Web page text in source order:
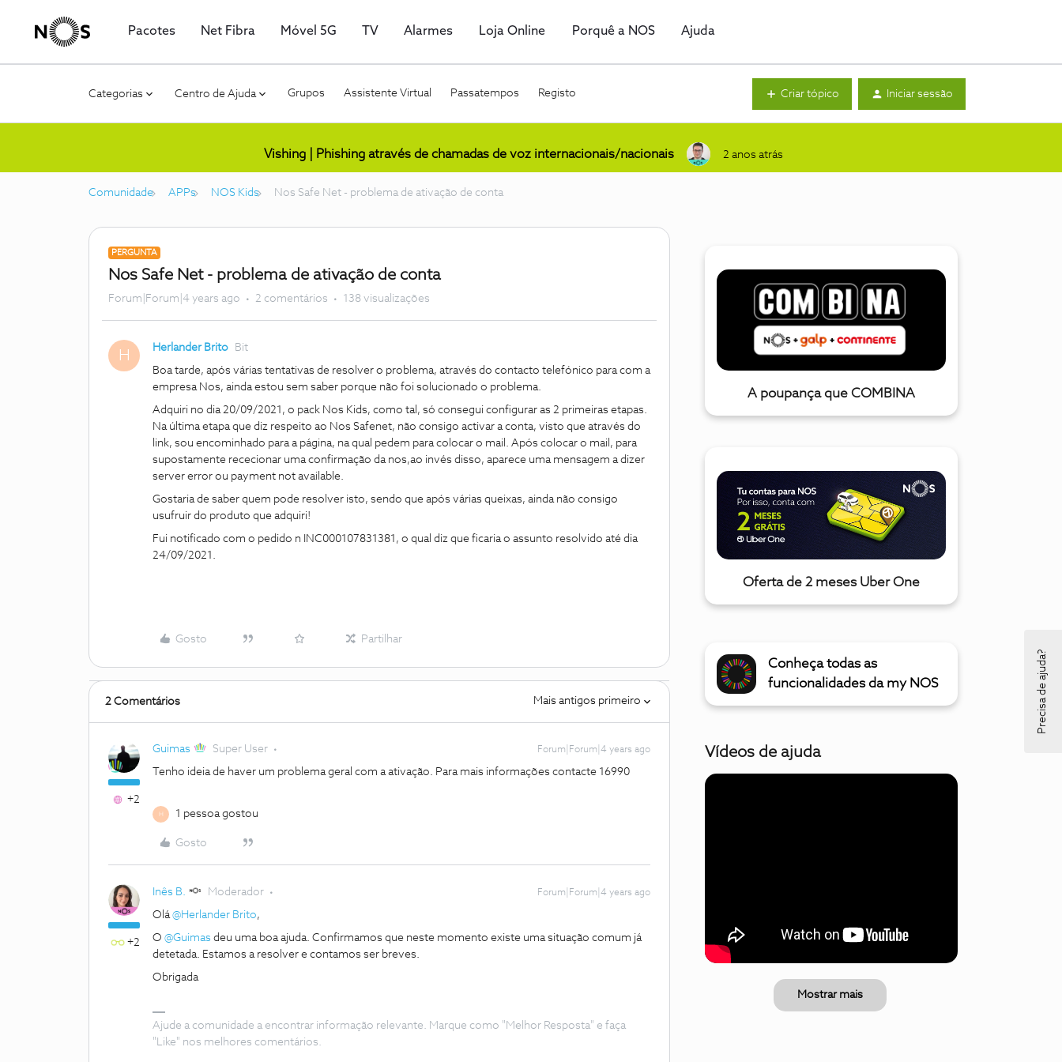
Pacotes Net Fibra Móvel 5G TV Alarmes Loja Online Porquê a NOS Ajuda
Categorias Centro de Ajuda Grupos Assistente Virtual Passatempos Registo Criar tópico Iniciar sessão
Vishing | Phishing através de chamadas de voz internacionais/nacionais 2 anos atrás
Comunidade APPs NOS Kids Nos Safe Net - problema de ativação de conta
PERGUNTA
Nos Safe Net - problema de ativação de conta
Forum|Forum|4 years ago 2 comentários 138 visualizações
H Herlander Brito Bit
Boa tarde, após várias tentativas de resolver o problema, através do contacto telefónico para com a
empresa Nos, ainda estou sem saber porque não foi solucionado o problema.
Adquiri no dia 20/09/2021, o pack Nos Kids, como tal, só consegui configurar as 2 primeiras etapas.
Na última etapa que diz respeito ao Nos Safenet, não consigo activar a conta, visto que através do
link, sou encominhado para a página, na qual pedem para colocar o mail. Após colocar o mail, para
supostamente rececionar uma confirmação da nos,ao invés disso, aparece uma mensagem a dizer
server error ou payment not available.
Gostaria de saber quem pode resolver isto, sendo que após várias queixas, ainda não consigo
usufruir do produto que adquiri!
Fui notificado com o pedido n INC000107831381, o qual diz que ficaria o assunto resolvido até dia
24/09/2021.
Gosto Partilhar
2 Comentários Mais antigos primeiro
+2
Guimas Super User Forum|Forum|4 years ago
Tenho ideia de haver um problema geral com a ativação. Para mais informações contacte 16990
1 pessoa gostou
Gosto
+2
Inês B. Moderador Forum|Forum|4 years ago
Olá@Herlander Brito,
O @Guimas deu uma boa ajuda. Confirmamos que neste momento existe uma situação comum já
detetada. Estamos a resolver e contamos ser breves.
Obrigada
Ajude a comunidade a encontrar informação relevante. Marque como "Melhor Resposta" e faça
"Like" nos melhores comentários.
A poupança que COMBINA
Oferta de 2 meses Uber One
Conheça todas as
funcionalidades da my NOS
Vídeos de ajuda
Mostrar mais
Precisa de ajuda?